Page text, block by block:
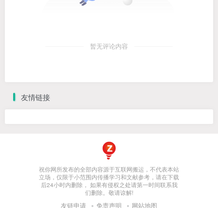
暂无评论内容
友情链接
祝你网所发布的全部内容源于互联网搬运，不代表本站
立场，仅限于小范围内传播学习和文献参考，请在下载
后24小时内删除， 如果有侵权之处请第一时间联系我
们删除。敬请谅解!
友链申请 免责声明 网站地图